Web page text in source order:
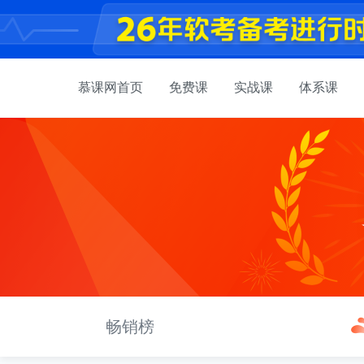
慕课网首页 免费课 实战课 体系课
畅销榜